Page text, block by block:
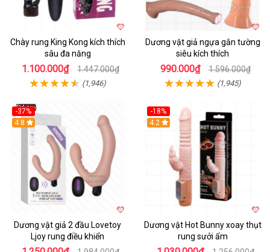
Chày rung King Kong kích thích
sâu đa năng
1.100.000₫ 1.447.000₫
(1,946)
Dương vật giả ngựa gắn tường
siêu kích thích
990.000₫ 1.596.000₫
(1,945)
-37%
Hot
4.8
Dương vật giả 2 đầu Lovetoy
Ljoy rung điều khiển
-18%
Hot
4.2
Dương vật Hot Bunny xoay thụt
rung sưởi ấm